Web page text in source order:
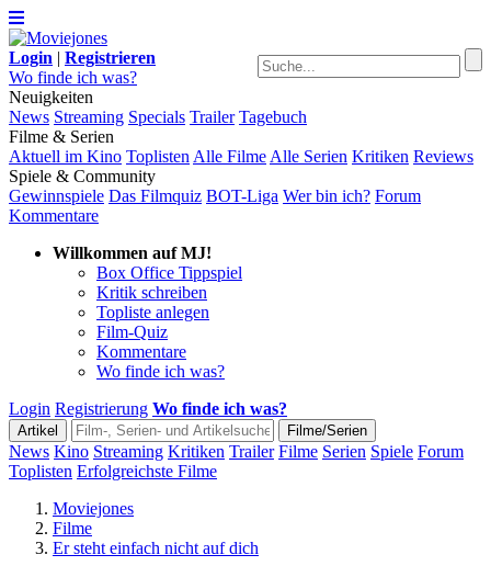
Login | Registrieren
Wo finde ich was?
Neuigkeiten
News Streaming Specials Trailer Tagebuch
Filme & Serien
Aktuell im Kino Toplisten Alle Filme Alle Serien Kritiken Reviews
Spiele & Community
Gewinnspiele Das Filmquiz BOT-Liga Wer bin ich? Forum
Kommentare
Willkommen auf MJ!
Box Office Tippspiel
Kritik schreiben
Topliste anlegen
Film-Quiz
Kommentare
Wo finde ich was?
Login Registrierung Wo finde ich was?
News Kino Streaming Kritiken Trailer Filme Serien Spiele Forum
Toplisten Erfolgreichste Filme
Moviejones
Filme
Er steht einfach nicht auf dich